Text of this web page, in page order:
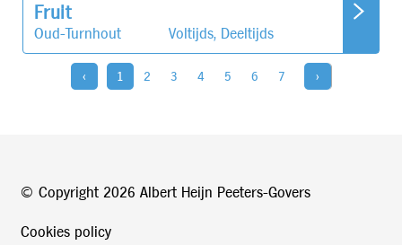
Fruit
Oud-Turnhout Voltijds, Deeltijds
‹ 1 2 3 4 5 6 7 ›
© Copyright 2026 Albert Heijn Peeters-Govers
Cookies policy